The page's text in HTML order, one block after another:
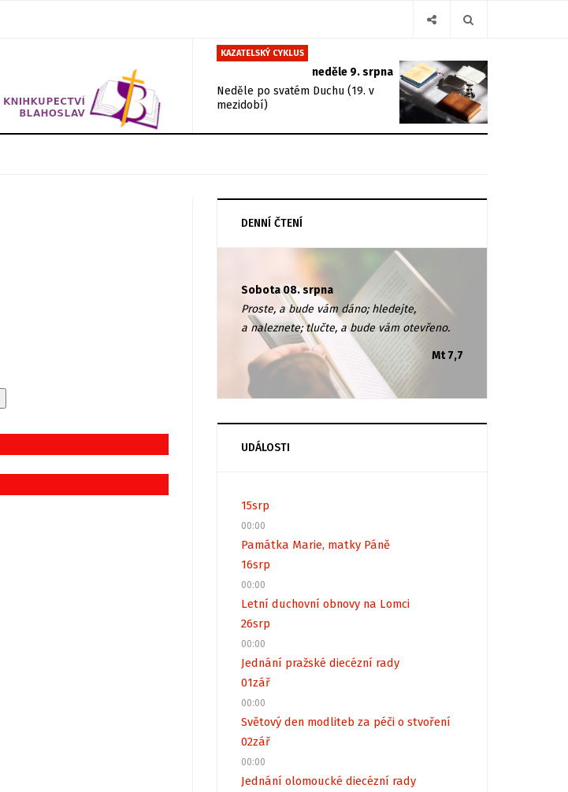
KAZATELSKÝ CYKLUS
neděle 9. srpna
Neděle po svatém Duchu (19. v
mezidobí)
DENNÍ ČTENÍ
Sobota 08. srpna
Proste, a bude vám dáno; hledejte,
a naleznete; tlučte, a bude vám otevřeno.
Mt 7,7
UDÁLOSTI
15srp
00:00
Památka Marie, matky Páně
16srp
00:00
Letní duchovní obnovy na Lomci
26srp
00:00
Jednání pražské diecézní rady
01zář
00:00
Světový den modliteb za péči o stvoření
02zář
00:00
Jednání olomoucké diecézní rady